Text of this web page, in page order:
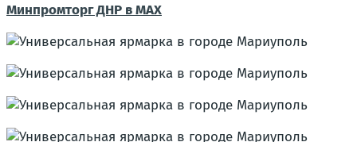
Минпромторг ДНР в MAX